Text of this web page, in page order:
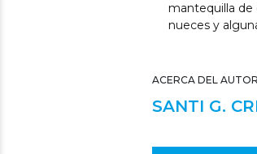
mantequilla de
nueces y
ACERCA DEL AUTOR
SANTI G.